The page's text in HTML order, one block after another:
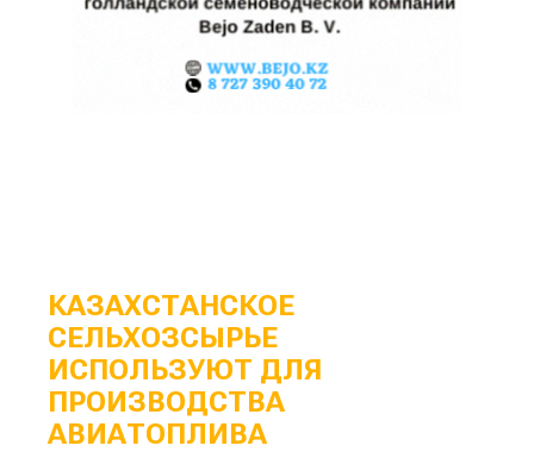
КАЗАХСТАНСКОЕ
СЕЛЬХОЗСЫРЬЕ
ИСПОЛЬЗУЮТ ДЛЯ
ПРОИЗВОДСТВА
АВИАТОПЛИВА